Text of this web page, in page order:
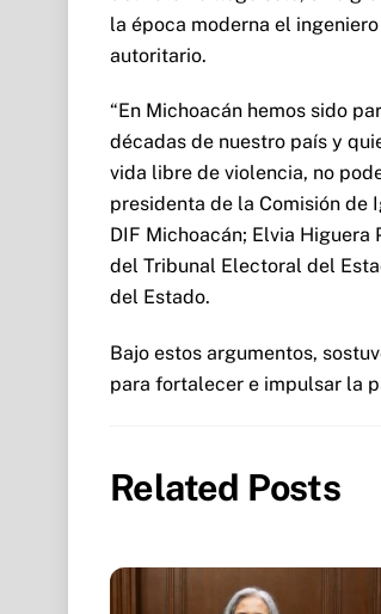
la época moderna el
autoritario.
“En Michoacán hemos sido
décadas de nuestro país y
vida libre de violencia, no
presidenta de la Comisión de
DIF Michoacán; Elvia
del Tribunal Electoral del
del Estado.
Bajo estos argumentos,
para fortalecer e impulsar la
Related Posts